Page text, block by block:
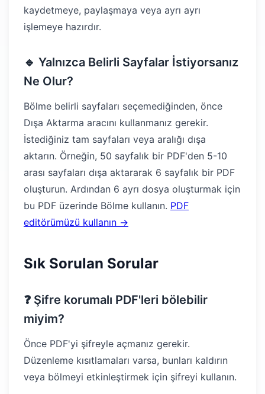
kaydetmeye, paylaşmaya veya ayrı ayrı
işlemeye hazırdır.
🔹 Yalnızca Belirli Sayfalar İstiyorsanız
Ne Olur?
Bölme belirli sayfaları seçemediğinden, önce
Dışa Aktarma aracını kullanmanız gerekir.
İstediğiniz tam sayfaları veya aralığı dışa
aktarın. Örneğin, 50 sayfalık bir PDF'den 5-10
arası sayfaları dışa aktararak 6 sayfalık bir PDF
oluşturun. Ardından 6 ayrı dosya oluşturmak için
bu PDF üzerinde Bölme kullanın. PDF
editörümüzü kullanın →
Sık Sorulan Sorular
❓ Şifre korumalı PDF'leri bölebilir
miyim?
Önce PDF'yi şifreyle açmanız gerekir.
Düzenleme kısıtlamaları varsa, bunları kaldırın
veya bölmeyi etkinleştirmek için şifreyi kullanın.